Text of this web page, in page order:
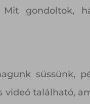
gondoltok,
süssünk,
videó található,